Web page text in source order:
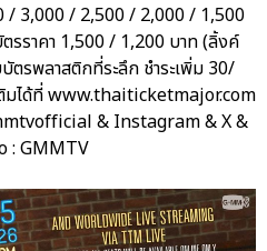
3,000 / 2,500 / 2,000 / 1,500
รราคา 1,500 / 1,200 บาท (ลิ้งค์
รพลาสติกที่ระลึก ชำระเพิ่ม 30/
ติมได้ที่ www.thaiticketmajor.com
& Instagram & X &
: GMMTV